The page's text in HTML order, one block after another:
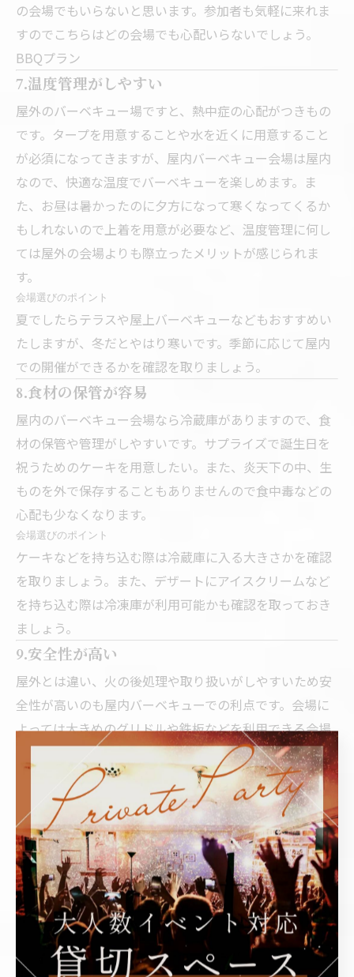
の会場でもいらないと思います。参加者も気軽に来れま
すのでこちらはどの会場でも心配いらないでしょう。
BBQプラン
7.温度管理がしやすい
屋外のバーベキュー場ですと、熱中症の心配がつきもの
です。タープを用意することや水を近くに用意すること
が必須になってきますが、屋内バーベキュー会場は屋内
なので、快適な温度でバーベキューを楽しめます。ま
た、お昼は暑かったのに夕方になって寒くなってくるか
もしれないので上着を用意が必要など、温度管理に何し
ては屋外の会場よりも際立ったメリットが感じられま
す。
会場選びのポイント
夏でしたらテラスや屋上バーベキューなどもおすすめい
たしますが、冬だとやはり寒いです。季節に応じて屋内
での開催ができるかを確認を取りましょう。
8.食材の保管が容易
屋内のバーベキュー会場なら冷蔵庫がありますので、食
材の保管や管理がしやすいです。サプライズで誕生日を
祝うためのケーキを用意したい。また、炎天下の中、生
ものを外で保存することもありませんので食中毒などの
心配も少なくなります。
会場選びのポイント
ケーキなどを持ち込む際は冷蔵庫に入る大きさかを確認
を取りましょう。また、デザートにアイスクリームなど
を持ち込む際は冷凍庫が利用可能かも確認を取っておき
ましょう。
9.安全性が高い
屋外とは違い、火の後処理や取り扱いがしやすいため安
全性が高いのも屋内バーベキューでの利点です。会場に
よっては大きめのグリドルや鉄板などを利用できる会場
もございますのでお子様の火傷などの心配も少なくなり
ます。
会場選びのポイント
お肉など食材を焼く量によって焼き台の数が増えるのか
を確認しておくと良いです。また、他の団体と一緒だと
気を使ったり、お子様から目を離せなくなりますので当
日は貸切で利用可能かを確認しておくとよいでしょう。
BBQプラン
10.他のアクティビティと組み合わせやすい
屋外のアクティビティですと、フリスビーやボール遊